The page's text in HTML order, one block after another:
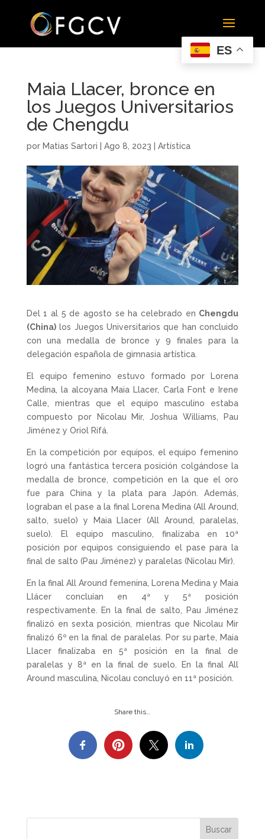
Maia Llacer, bronce en
los Juegos Universitarios
de Chengdu
por Matias Sartori Ago 8, 2023 Artística
Del 1 al 5 de agosto se ha celebrado en Chengdu
(China)los Juegos Universitarios que han concluido
con una medalla de bronce y 9 finales para la
delegación española de gimnasia artística.
El equipo femenino estuvo formado por Lorena
Medina, la alcoyana Maia Llacer, Carla Font e Irene
Calle, mientras que el equipo masculino estaba
compuesto por Nicolau Mir, Joshua Williams, Pau
Jiménez y Oriol Rifá.
En la competición por equipos, el equipo femenino
logró una fantástica tercera posición colgándose la
medalla de bronce, competición en la que el oro
fue para China y la plata para Japón. Además,
lograban el pase a la final Lorena Medina (All Around,
salto, suelo) y Maia Llacer (All Around, paralelas,
suelo). El equipo masculino, finalizaba en 10ª
posición por equipos consiguiendo el pase para la
final de salto (Pau Jiménez) y paralelas (Nicolau Mir).
En la final All Around femenina, Lorena Medina y Maia
Llácer concluían en 4ª y 5ª posición
respectivamente. En la final de salto, Pau Jiménez
finalizó en sexta posición, mientras que Nicolau Mir
finalizó 6º en la final de paralelas. Por su parte, Maia
Llacer finalizaba en 5ª posición en la final de
paralelas y 8ª en la final de suelo. En la final All
Around masculina, Nicolau concluyó en 11ª posición.
Share this…
ES